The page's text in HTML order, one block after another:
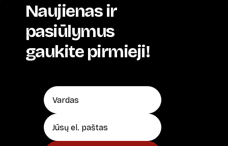
Naujienas ir
pasiūlymus
gaukite pirmieji!